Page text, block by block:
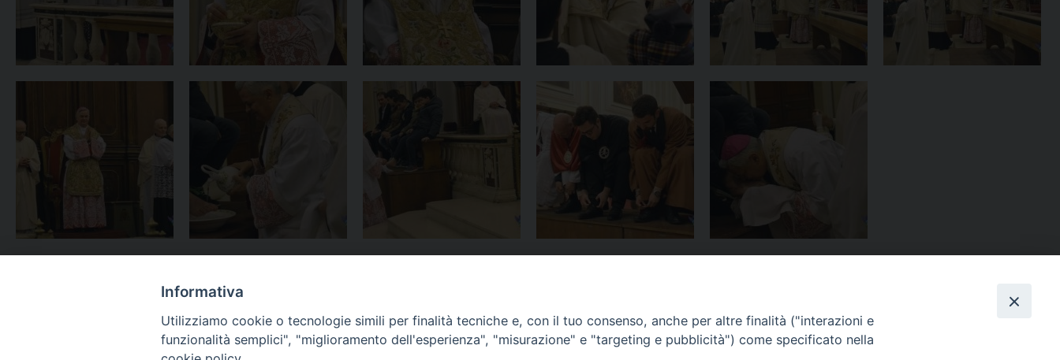
Informativa
Utilizziamo cookie o tecnologie simili per finalità tecniche e, con il tuo consenso, anche per altre finalità ("interazioni e
funzionalità semplici", "miglioramento dell'esperienza", "misurazione" e "targeting e pubblicità") come specificato nella